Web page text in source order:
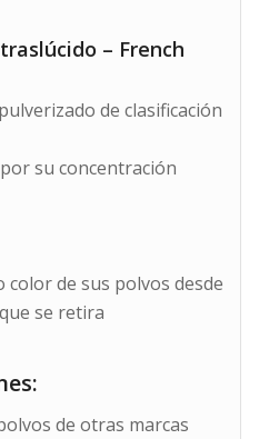
– French
de clasificación
su concentración
color de sus polvos desde
se retira
de otras marcas